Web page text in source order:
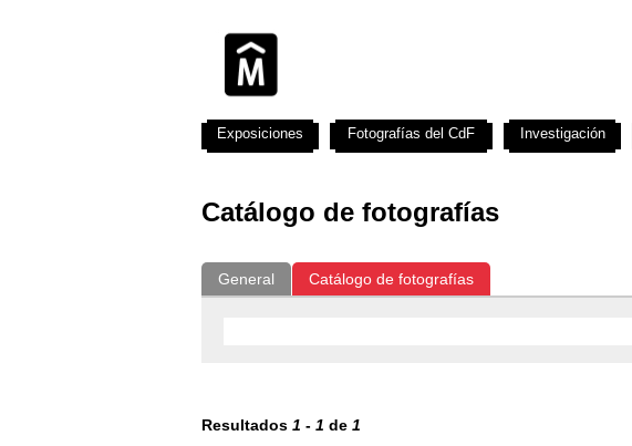
Catálogo de fotografías
General Catálogo de fotografías
Resultados 1 - 1 de 1
Exposiciones Fotografías del CdF Investigación